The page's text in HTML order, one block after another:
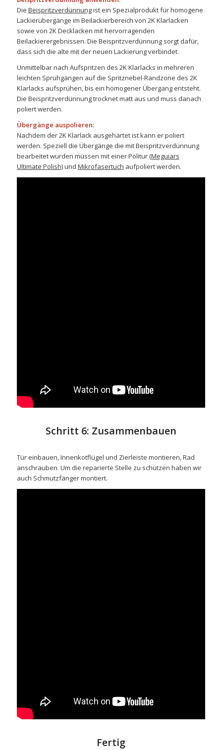
Die Beispritzverdünnungist ein Spezialprodukt für homogene
Lackierübergänge im Beilackierbereich von 2K Klarlacken
sowie von 2K Decklacken mit hervorragenden
Beilackierergebnissen. Die Beispritzverdünnung sorgt dafür,
dass sich die alte mit der neuen Lackierung verbindet.
Unmittelbar nach Aufspritzen des 2K Klarlacks in mehreren
leichten Sprühgängen auf die Spritznebel-Randzone des 2K
Klarlacks aufsprühen, bis ein homogener Übergang entsteht.
Die Beispritzverdünnung trocknet matt aus und muss danach
poliert werden.
Übergänge auspolieren:
Nachdem der 2K Klarlack ausgehärtet ist kann er poliert
werden. Speziell die Übergänge die mit Beispritzverdünnung
bearbeitet wurden müssen mit einer Politur(Meguiars
Ultimate Polish)und Mikrofasertuch aufpoliert werden.
Schritt 6: Zusammenbauen
Tür einbauen, Innenkotflügel und Zierleiste montieren, Rad
anschrauben. Um die reparierte Stelle zu schützen haben wir
auch Schmutzfänger montiert.
Fertig